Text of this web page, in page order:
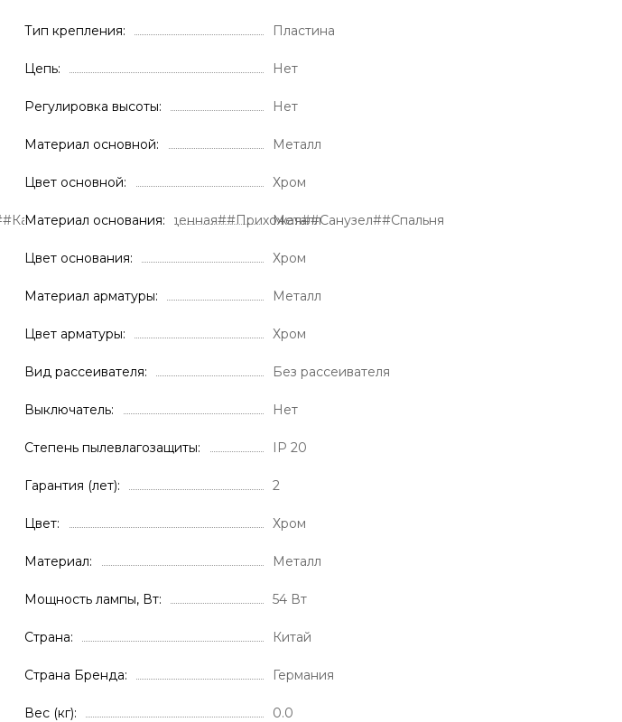
Тип крепления Пластина
Цепь Нет
Регулировка высоты Нет
Материал основной Металл
Цвет основной Хром
Материал основания Металл
Цвет основания Хром
Материал арматуры Металл
Цвет арматуры Хром
Вид рассеивателя Без рассеивателя
Выключатель Нет
Степень пылевлагозащиты IP 20
Гарантия (лет) 2
Цвет Хром
Материал Металл
Мощность лампы, Вт 54 Вт
Страна Китай
Страна Бренда Германия
Вес (кг) 0.0